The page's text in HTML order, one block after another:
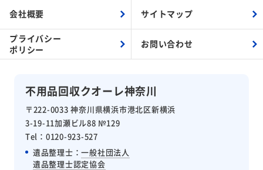
不用品回収クオーレ神奈川
〒222-0033 神奈川県横浜市港北区新横浜
3-19-11加瀬ビル88 №129
Tel：0120-923-527
遺品整理士：一般社団法人
遺品整理士認定協会
会社概要 サイトマップ
プライバシー
ポリシー
お問い合わせ